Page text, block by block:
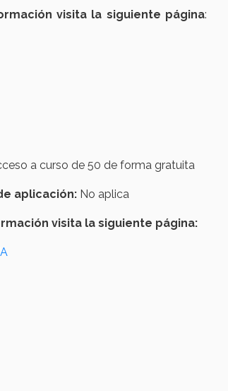
visita la siguiente página:
a curso de 50 de forma gratuita
aplicación: No aplica
visita la siguiente página: